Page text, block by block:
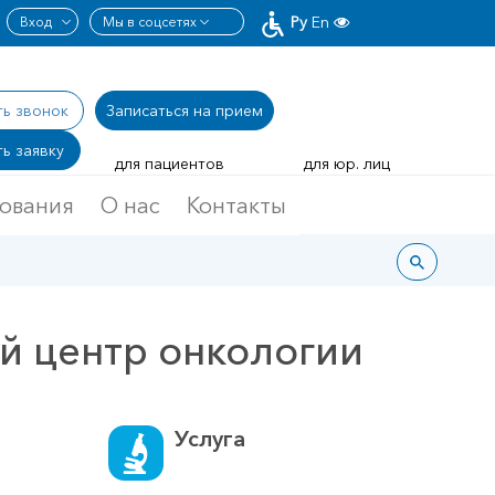
Ру En
звонок Записаться на прием
заявку
для пациентов для юр. лиц
О нас Контакты
центр онкологии
Услуга